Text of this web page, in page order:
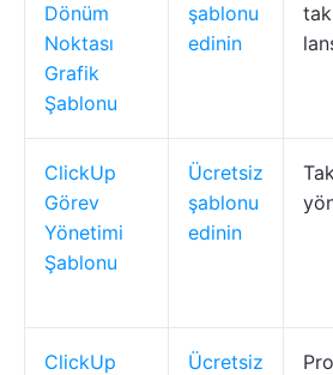
Dönüm
Noktası
Grafik
Şablonu
şablonu
edinin
ClickUp
Görev
Yönetimi
Şablonu
Ücretsiz
şablonu
edinin
ClickUp
Ücretsiz